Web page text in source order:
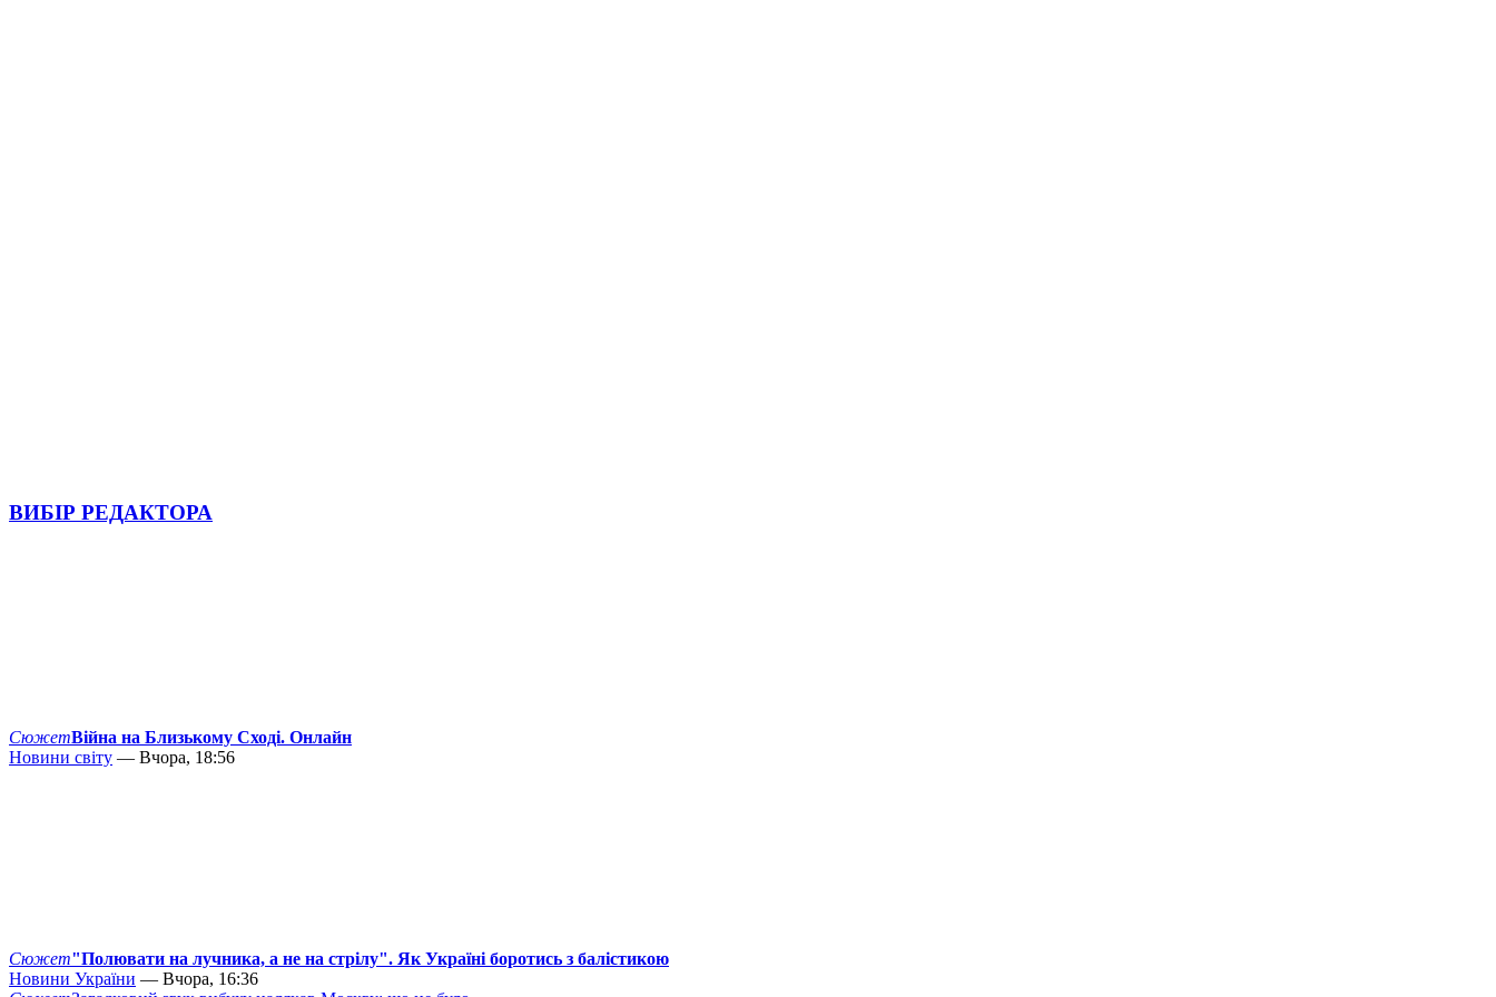
ВИБІР РЕДАКТОРА
СюжетВійна на Близькому Сході. Онлайн
Новини світу — Вчора, 18:56
Сюжет"Полювати на лучника, а не на стрілу". Як Україні боротись з балістикою
Новини України — Вчора, 16:36